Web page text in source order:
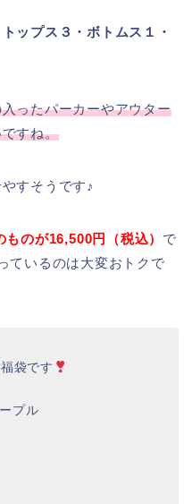
ップス３・ボトムス１・
ったパーカーやアウター
すね。
すそうです♪
のが16,500円（税込） で
ているのは大変おトクで
袋です
プル